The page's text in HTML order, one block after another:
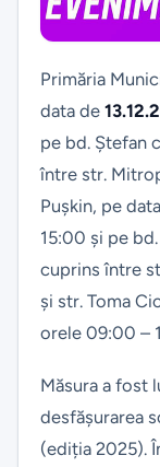
Primăria
data de
pe bd. Ștefan
între str.
Pușkin, pe
15:00 și pe
cuprins între
și str. Toma
orele 09:00 –
Măsura a fost
desfășurarea
(ediția 2025).